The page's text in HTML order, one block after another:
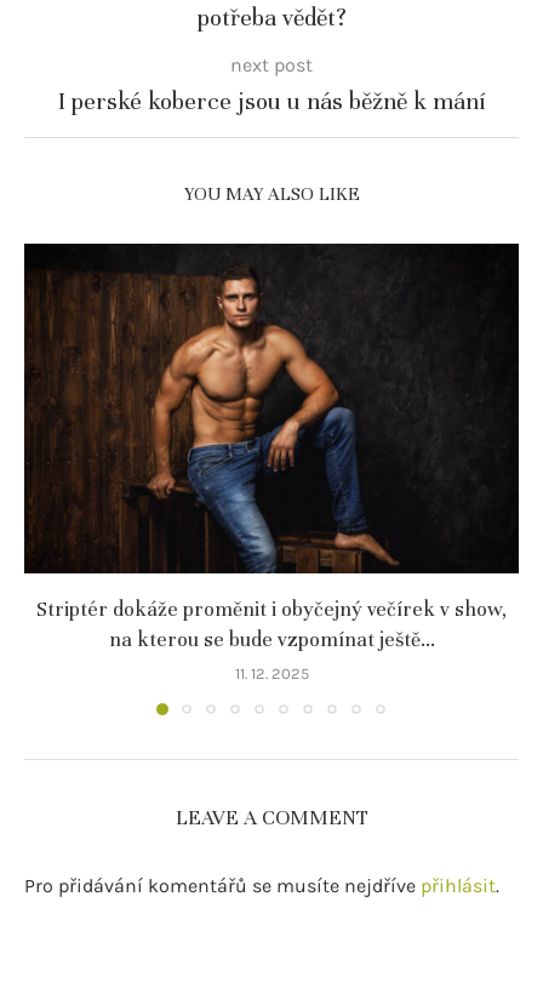
potřeba vědět?
next post
I perské koberce jsou u nás běžně k mání
YOU MAY ALSO LIKE
Striptér dokáže proměnit i obyčejný večírek v show,
na kterou se bude vzpomínat ještě...
11. 12. 2025
LEAVE A COMMENT
Pro přidávání komentářů se musíte nejdříve přihlásit.